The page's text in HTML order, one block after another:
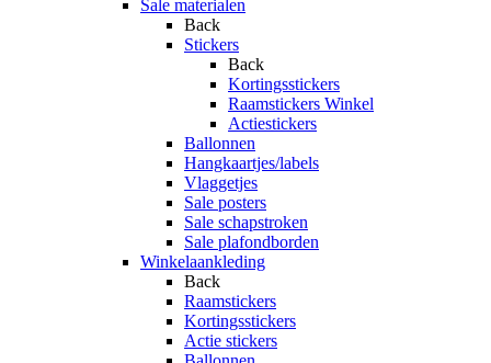
Sale materialen
Back
Stickers
Back
Kortingsstickers
Raamstickers Winkel
Actiestickers
Ballonnen
Hangkaartjes/labels
Vlaggetjes
Sale posters
Sale schapstroken
Sale plafondborden
Winkelaankleding
Back
Raamstickers
Kortingsstickers
Actie stickers